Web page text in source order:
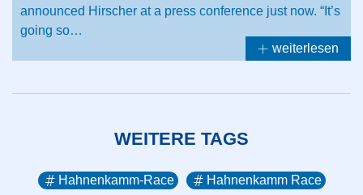
announced Hirscher at a press conference just now. “It’s
going so…
weiterlesen
WEITERE TAGS
Hahnenkamm-Race
Hahnenkamm Race